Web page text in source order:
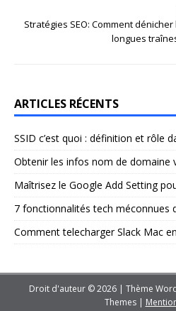
Stratégies SEO: Comment
longues
ARTICLES RÉCENTS
SSID c’est quoi : définition et rôle
Obtenir les infos nom de domaine
Maîtrisez le Google Add Setting
7 fonctionnalités tech méconnues
Comment telecharger Slack Mac
Droit d'auteur © 2026 | Thème
Themes |